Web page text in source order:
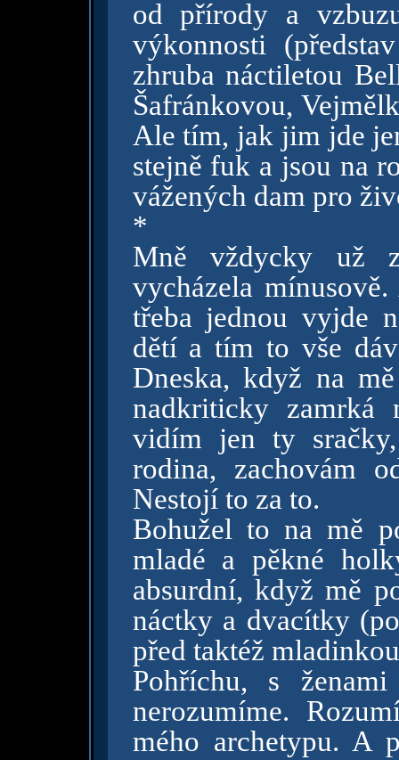
od přírody a
výkonnosti
zhruba náctiletou
Šafránkovou,
Ale tím, jak jim jde
stejně fuk a jsou na
vážených dam pro
*
Mně vždycky už
vycházela
třeba jednou vyjde
dětí a tím to vše
Dneska, když na
nadkriticky zamrká
vidím jen ty
rodina, zachovám
Nestojí to za to.
Bohužel to na mě
mladé a pěkné
absurdní, když mě
náctky a dvacítky
před taktéž
Pohříchu, s
nerozumíme.
mého archetypu. A